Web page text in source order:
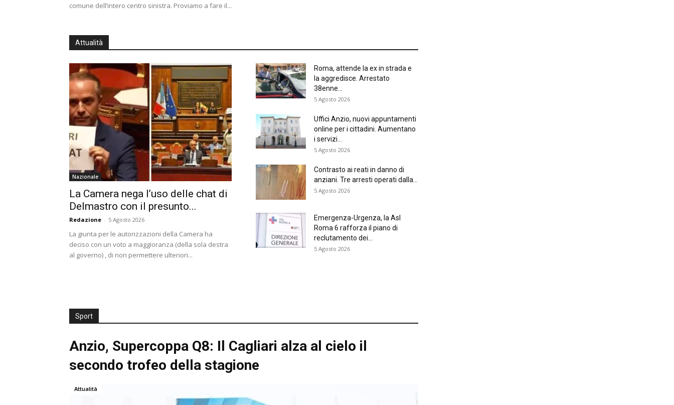
comune dell’intero centro sinistra. Proviamo a fare il...
Attualità
Nazionale
La Camera nega l’uso delle chat di
Delmastro con il presunto...
Redazione - 5 Agosto 2026
La giunta per le autorizzazioni della Camera ha
deciso con un voto a maggioranza (della sola destra
al governo) , di non permettere ulteriori...
Roma, attende la ex in strada e
la aggredisce. Arrestato
38enne...
5 Agosto 2026
Uffici Anzio, nuovi appuntamenti
online per i cittadini. Aumentano
i servizi...
5 Agosto 2026
Contrasto ai reati in danno di
anziani. Tre arresti operati dalla...
5 Agosto 2026
Emergenza-Urgenza, la Asl
Roma 6 rafforza il piano di
reclutamento dei...
5 Agosto 2026
Sport
Anzio, Supercoppa Q8: Il Cagliari alza al cielo il
secondo trofeo della stagione
Attualità